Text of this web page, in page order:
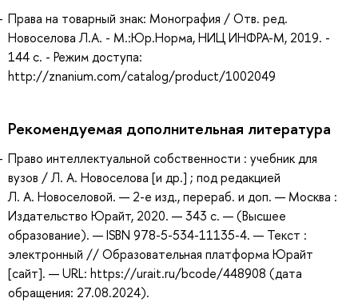
Права на товарный знак: Монография / Отв. ред.
Новоселова Л.А. - М.:Юр.Норма, НИЦ ИНФРА-М, 2019. -
144 с. - Режим доступа:
http://znanium.com/catalog/product/1002049
Рекомендуемая дополнительная литература
Право интеллектуальной собственности : учебник для
вузов / Л. А. Новоселова [и др.] ; под редакцией
Л. А. Новоселовой. — 2-е изд., перераб. и доп. — Москва :
Издательство Юрайт, 2020. — 343 с. — (Высшее
образование). — ISBN 978-5-534-11135-4. — Текст :
электронный // Образовательная платформа Юрайт
[сайт]. — URL: https://urait.ru/bcode/448908 (дата
обращения: 27.08.2024).